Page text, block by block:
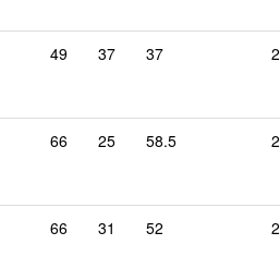
49 37 37
66 25 58.5
66 31 52